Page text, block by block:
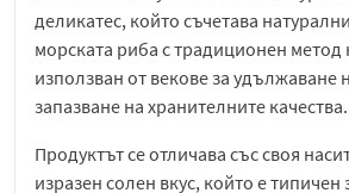
деликатес, който съчетава
морската риба с традиционен метод
използван от векове за удължаване
запазване на хранителните качества.
Продуктът се отличава със своя
изразен солен вкус, който е типичен